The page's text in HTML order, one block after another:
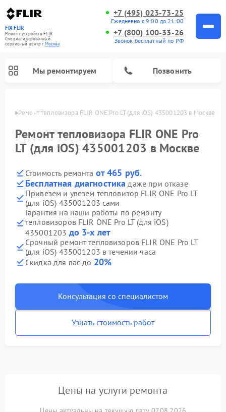
FIX-FLIR
Ремонт устройств FLIR
Специализированный
cервисный центр г.Москва
+7 (495) 023-73-25
Ежедневно с 9:00 до 21:00
+7 (800) 100-33-26
Звонок бесплатный по РФ
Мы ремонтируем Позвонить
Ремонт тепловизора FLIR ONE Pro LT (для iOS) 435001203 в Москве
Ремонт тепловизора FLIR ONE Pro
LT (для iOS) 435001203 в Москве
Стоимость ремонта от 465 руб.
Бесплатная диагностика даже при отказе
Привезем и увезем тепловизор FLIR ONE Pro LT
(для iOS) 435001203 сами
Гарантия на наши работы по ремонту
тепловизоров FLIR ONE Pro LT (для iOS)
435001203 до 3-х лет
Срочный ремонт тепловизоров FLIR ONE Pro LT
(для iOS) 435001203 в течении часа
Скидка для вас до 20%
Консультация со специалистом
Узнать стоимость работ
Цены на услуги ремонта